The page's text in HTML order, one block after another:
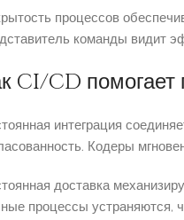
процессов
команды видит
CI/CD помогает
интеграция
Кодеры
доставка
процессы устраняются,